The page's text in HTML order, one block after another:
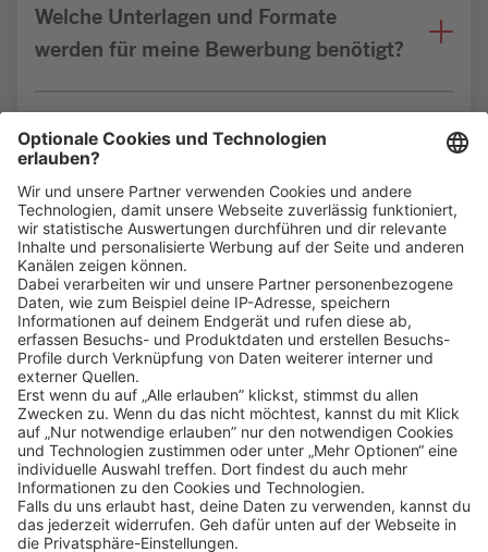
Welche Unterlagen und Formate
werden für meine Bewerbung benötigt?
Bin ich für die Stelle geeignet?
Klickehier, um alle offenen Jobs zu sehen.
Impressum Datenschutz
Privatsphäre-Einstellungen
FAQ
Veranstaltungen